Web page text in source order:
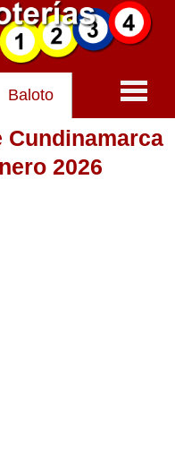
Baloto
Cundinamarca
2026